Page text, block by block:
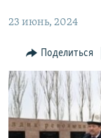
Вернутся
поиску
МИГРАНТ МЕДИА
23 июнь, 2024
Поделиться